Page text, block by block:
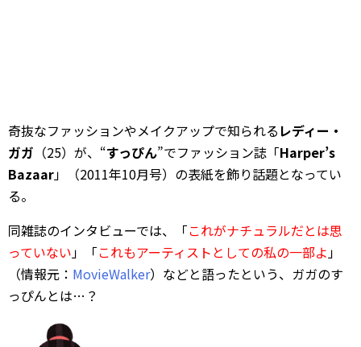
奇抜なファッションやメイクアップで知られる レディー・
ガガ （25）が、“すっぴん”でファッション誌「Harper’s
Bazaar」（2011年10月号）の表紙を飾り話題となってい
る。
同雑誌のインタビューでは、「これがナチュラルだとは思
っていない」「これもアーティストとしての私の一部よ」
（情報元： MovieWalker）などと語ったという、ガガのす
っぴんとは…？